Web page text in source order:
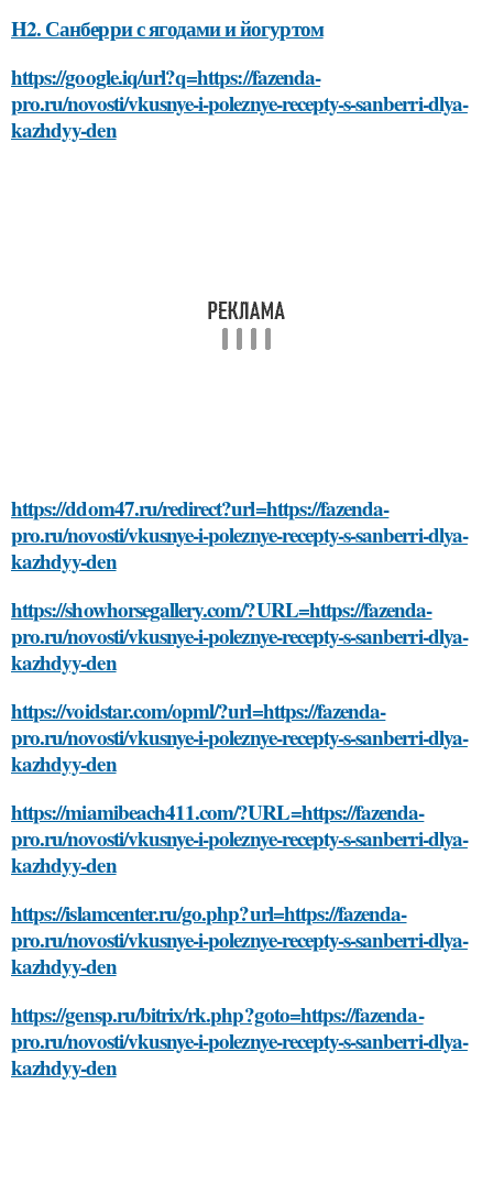
H2. Санберри с ягодами и йогуртом
https://google.iq/url?q=https://fazenda-
pro.ru/novosti/vkusnye-i-poleznye-recepty-s-sanberri-dlya-
kazhdyy-den
https://ddom47.ru/redirect?url=https://fazenda-
pro.ru/novosti/vkusnye-i-poleznye-recepty-s-sanberri-dlya-
kazhdyy-den
https://showhorsegallery.com/?URL=https://fazenda-
pro.ru/novosti/vkusnye-i-poleznye-recepty-s-sanberri-dlya-
kazhdyy-den
https://voidstar.com/opml/?url=https://fazenda-
pro.ru/novosti/vkusnye-i-poleznye-recepty-s-sanberri-dlya-
kazhdyy-den
https://miamibeach411.com/?URL=https://fazenda-
pro.ru/novosti/vkusnye-i-poleznye-recepty-s-sanberri-dlya-
kazhdyy-den
https://islamcenter.ru/go.php?url=https://fazenda-
pro.ru/novosti/vkusnye-i-poleznye-recepty-s-sanberri-dlya-
kazhdyy-den
https://gensp.ru/bitrix/rk.php?goto=https://fazenda-
pro.ru/novosti/vkusnye-i-poleznye-recepty-s-sanberri-dlya-
kazhdyy-den